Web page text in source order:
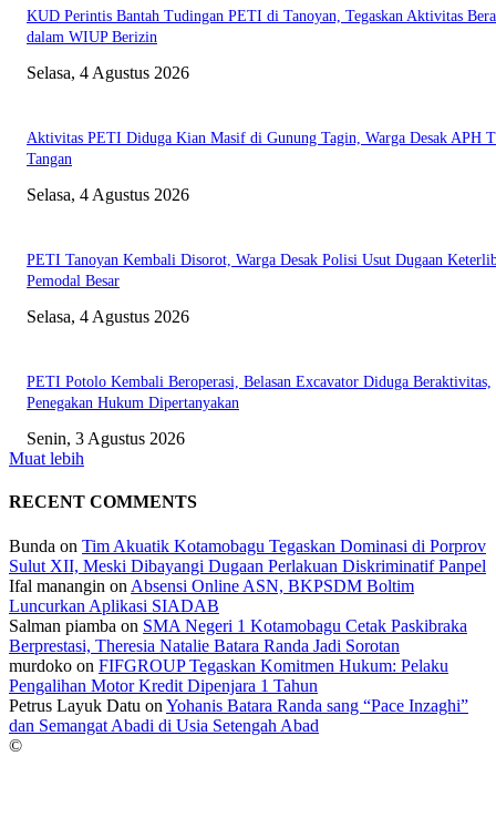
KUD Perintis Bantah Tudingan PETI di Tanoyan, Tegaskan Aktivitas
dalam WIUP Berizin
Selasa, 4 Agustus 2026
Aktivitas PETI Diduga Kian Masif di Gunung Tagin, Warga Desak APH
Tangan
Selasa, 4 Agustus 2026
PETI Tanoyan Kembali Disorot, Warga Desak Polisi Usut Dugaan
Pemodal Besar
Selasa, 4 Agustus 2026
PETI Potolo Kembali Beroperasi, Belasan Excavator Diduga Beraktivitas,
Penegakan Hukum Dipertanyakan
Senin, 3 Agustus 2026
Muat lebih
RECENT COMMENTS
Bunda on Tim Akuatik Kotamobagu Tegaskan Dominasi di Porprov
Sulut XII, Meski Dibayangi Dugaan Perlakuan Diskriminatif Panpel
Ifal manangin on Absensi Online ASN, BKPSDM Boltim
Luncurkan Aplikasi SIADAB
Salman piamba on SMA Negeri 1 Kotamobagu Cetak Paskibraka
Berprestasi, Theresia Natalie Batara Randa Jadi Sorotan
murdoko on FIFGROUP Tegaskan Komitmen Hukum: Pelaku
Pengalihan Motor Kredit Dipenjara 1 Tahun
Petrus Layuk Datu on Yohanis Batara Randa sang “Pace Inzaghi”
dan Semangat Abadi di Usia Setengah Abad
©